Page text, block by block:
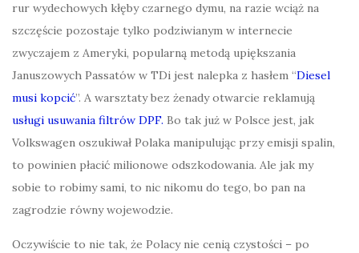
rur wydechowych kłęby czarnego dymu, na razie wciąż na
szczęście pozostaje tylko podziwianym w internecie
zwyczajem z Ameryki, popularną metodą upiększania
Januszowych Passatów w TDi jest nalepka z hasłem “Diesel
musi kopcić”. A warsztaty bez żenady otwarcie reklamują
usługi usuwania filtrów DPF. Bo tak już w Polsce jest, jak
Volkswagen oszukiwał Polaka manipulując przy emisji spalin,
to powinien płacić milionowe odszkodowania. Ale jak my
sobie to robimy sami, to nic nikomu do tego, bo pan na
zagrodzie równy wojewodzie.
Oczywiście to nie tak, że Polacy nie cenią czystości – po